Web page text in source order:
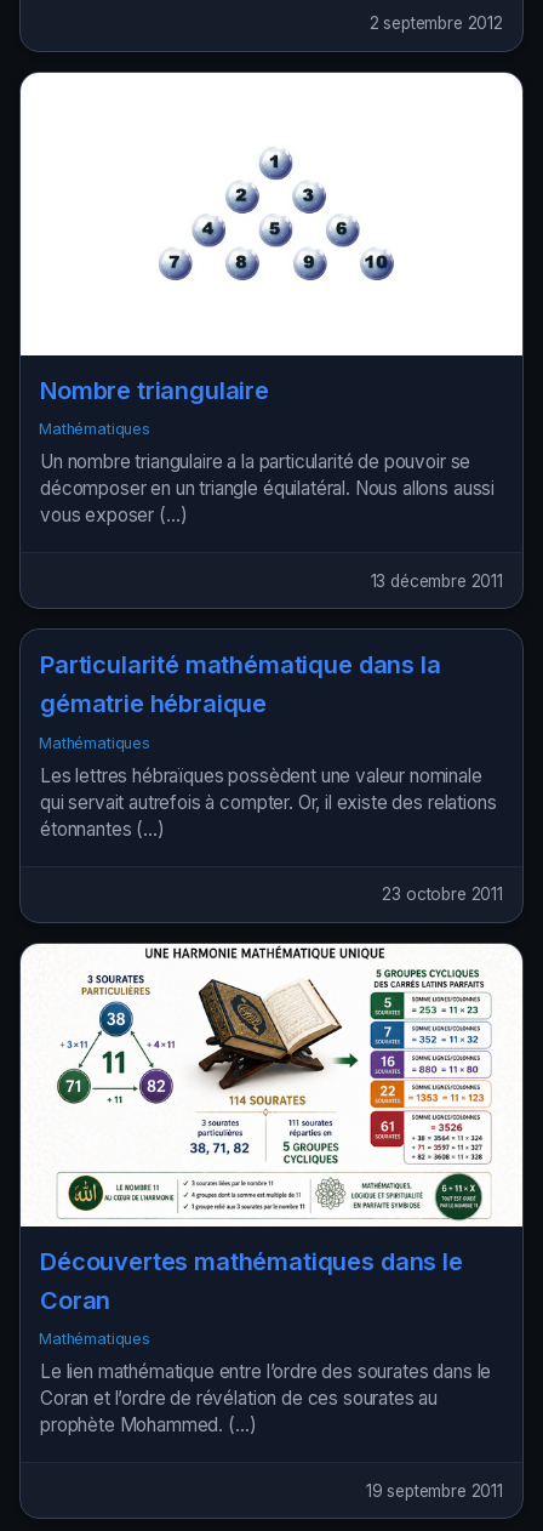
2 septembre 2012
Nombre triangulaire
Mathématiques
Un nombre triangulaire a la particularité de pouvoir se
décomposer en un triangle équilatéral. Nous allons aussi
vous exposer (…)
13 décembre 2011
Particularité mathématique dans la
gématrie hébraique
Mathématiques
Les lettres hébraïques possèdent une valeur nominale
qui servait autrefois à compter. Or, il existe des relations
étonnantes (…)
23 octobre 2011
Découvertes mathématiques dans le
Coran
Mathématiques
Le lien mathématique entre l’ordre des sourates dans le
Coran et l’ordre de révélation de ces sourates au
prophète Mohammed. (…)
19 septembre 2011